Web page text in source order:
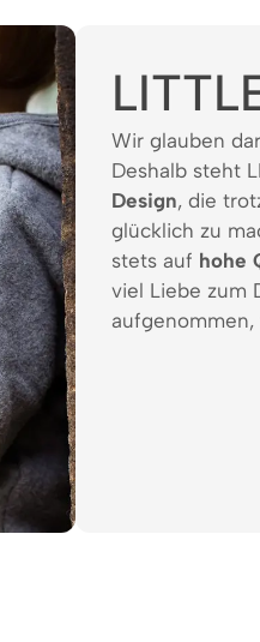
Wir glauben
Deshalb steht
Design, die
glücklich zu
stets auf hohe
viel Liebe zum